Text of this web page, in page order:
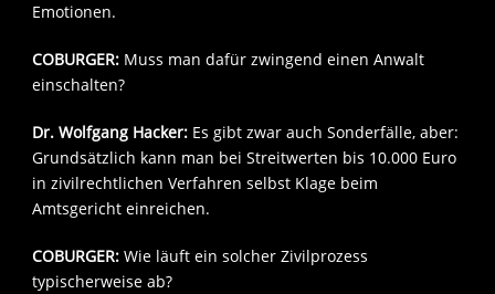
Emotionen.
COBURGER: Muss man dafür zwingend einen Anwalt
einschalten?
Dr. Wolfgang Hacker: Es gibt zwar auch Sonderfälle, aber:
Grundsätzlich kann man bei Streitwerten bis 10.000 Euro
in zivilrechtlichen Verfahren selbst Klage beim
Amtsgericht einreichen.
COBURGER: Wie läuft ein solcher Zivilprozess
typischerweise ab?